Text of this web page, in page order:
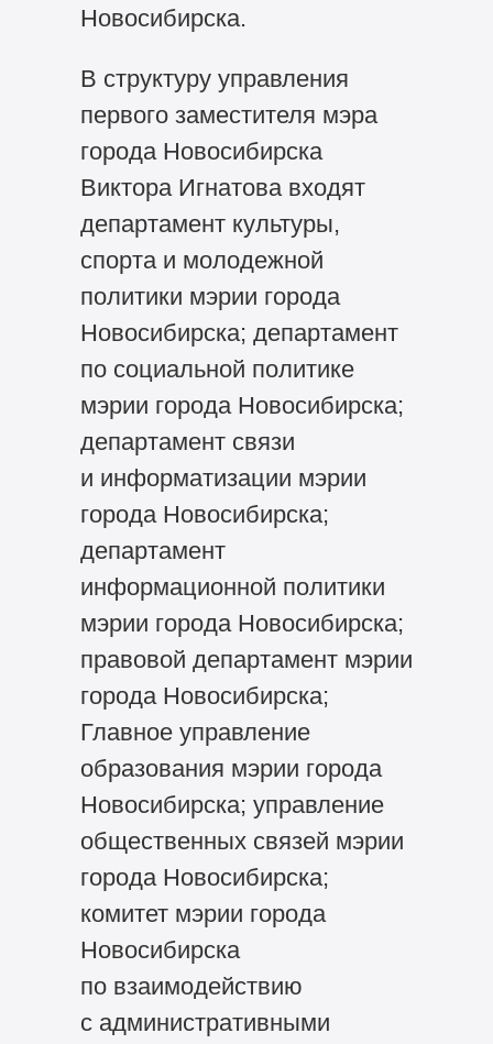
Новосибирска.
В структуру управления
первого заместителя мэра
города Новосибирска
Виктора Игнатова входят
департамент культуры,
спорта и молодежной
политики мэрии города
Новосибирска; департамент
по социальной политике
мэрии города Новосибирска;
департамент связи
и информатизации мэрии
города Новосибирска;
департамент
информационной политики
мэрии города Новосибирска;
правовой департамент мэрии
города Новосибирска;
Главное управление
образования мэрии города
Новосибирска; управление
общественных связей мэрии
города Новосибирска;
комитет мэрии города
Новосибирска
по взаимодействию
с административными